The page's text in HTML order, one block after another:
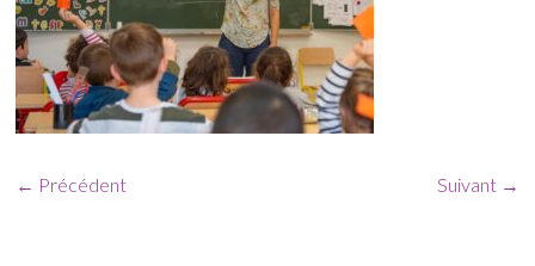
← Précédent Suivant →